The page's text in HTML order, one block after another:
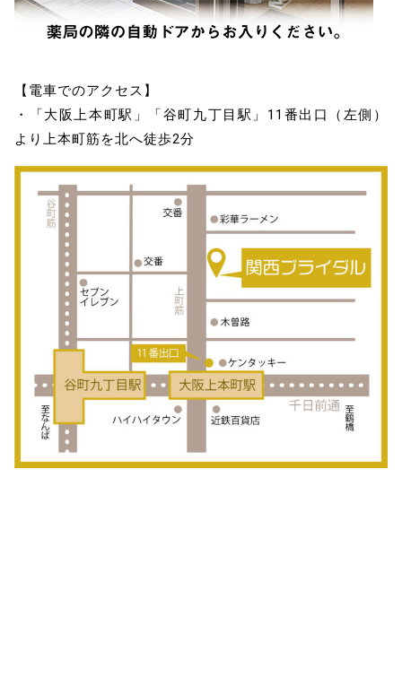
【電車でのアクセス】
・「大阪上本町駅」「谷町九丁目駅」11番出口（左側）
より上本町筋を北へ徒歩2分